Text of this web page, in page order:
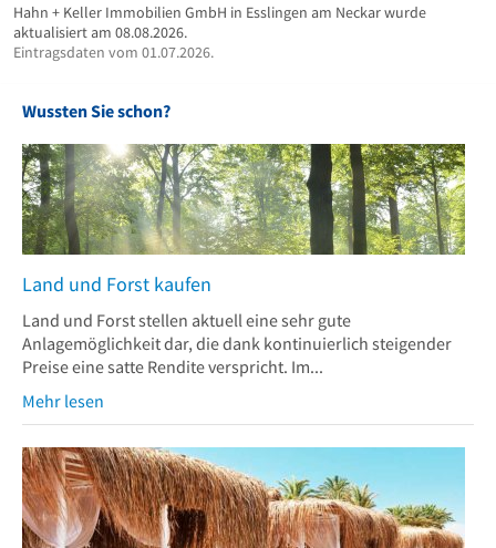
Hahn + Keller Immobilien GmbH in Esslingen am Neckar wurde
aktualisiert am 08.08.2026.
Eintragsdaten vom 01.07.2026.
Wussten Sie schon?
Land und Forst kaufen
Land und Forst stellen aktuell eine sehr gute
Anlagemöglichkeit dar, die dank kontinuierlich steigender
Preise eine satte Rendite verspricht. Im...
Mehr lesen